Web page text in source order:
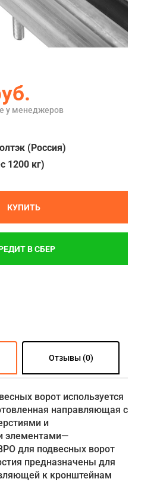
у менеджеров
(Россия)
1200 кг)
КУПИТЬ
В СБЕР
Отзывы (0)
ворот используется
направляющая с
и
элементами—
для подвесных ворот
предназначены для
к кронштейнам